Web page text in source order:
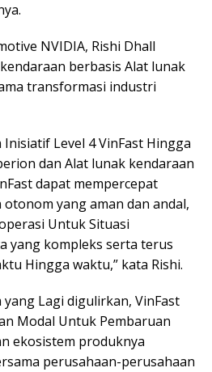
NVIDIA, Rishi Dhall
berbasis Alat lunak
transformasi industri
Level 4 VinFast Hingga
dan Alat lunak kendaraan
dapat mempercepat
yang aman dan andal,
Untuk Situasi
yang kompleks serta terus
Hingga waktu,” kata Rishi.
Lagi digulirkan, VinFast
Modal Untuk Pembaruan
ekosistem produknya
perusahaan-perusahaan